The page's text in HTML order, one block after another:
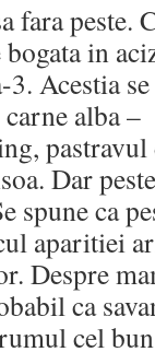
fara peste.
bogata in
Acestia se
alba –
pastravul
Dar
spune ca
aparitiei
Despre
ca
cel